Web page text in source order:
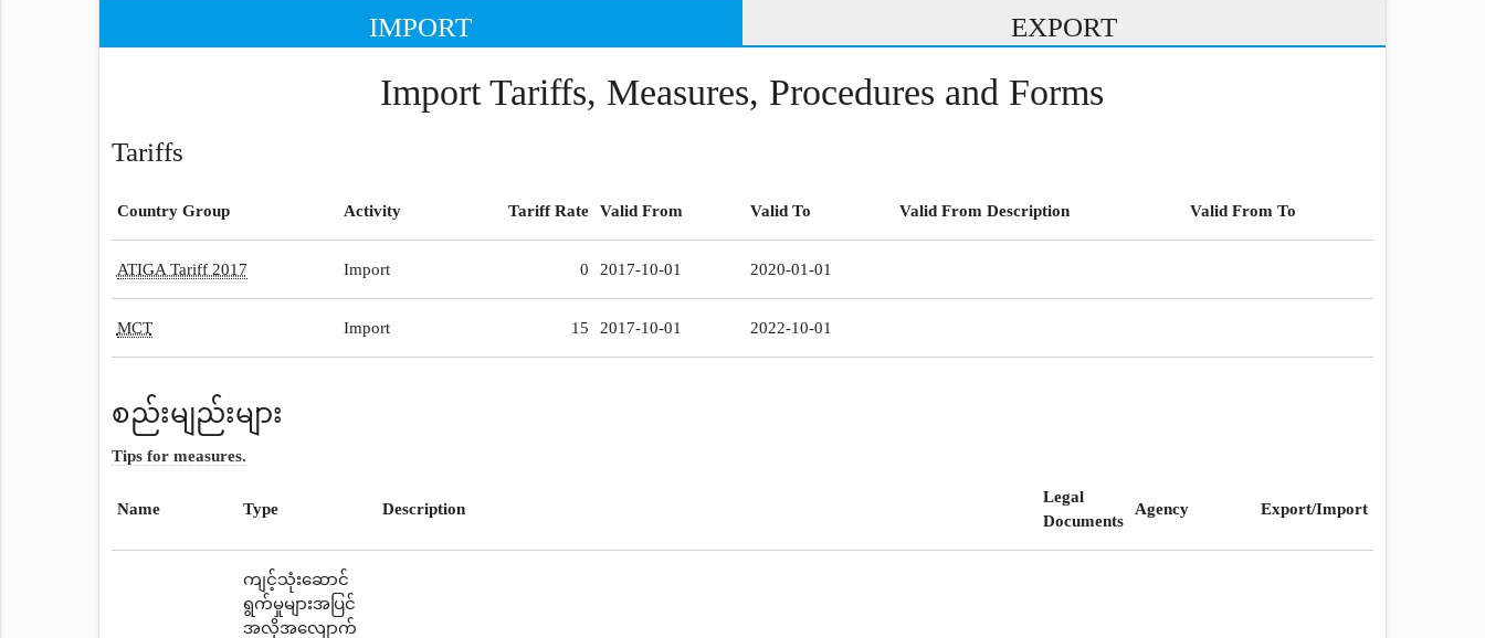
IMPORT EXPORT
Import Tariffs, Measures, Procedures and Forms
Tariffs
Country Group Activity Tariff Rate Valid From Valid To Valid From Description Valid From To
ATIGA Tariff 2017 Import 0 2017-10-01 2020-01-01
MCT Import 15 2017-10-01 2022-10-01
စည်းမျည်းများ
Tips for measures.
Name Type Description
Legal
Documents
Agency Export/Import
ကျင့်သုံးဆောင်
ရွက်မှုများအပြင်
အလိုအလျောက်